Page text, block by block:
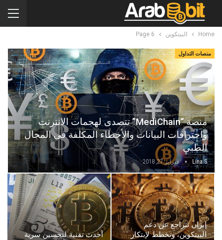
Home البيتكوين Page 6
منصات التداول
منصة “MediChain” تتصدى لهجمات الانترنت
واختراقات البيانات والأخطاء المكلفة في المجال
الطبي
Lina.s فبراير 27, 2018
إيران تتراجع عن دعم
البيتكوين، وتخطط لإبتكار
أحدث تقنية لتحسين سرية